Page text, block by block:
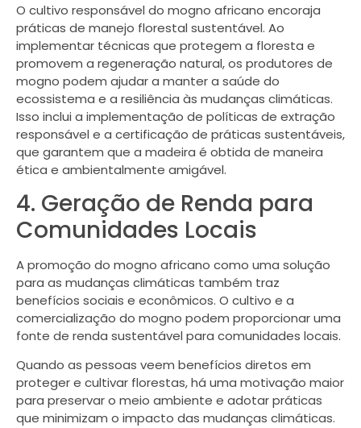
O cultivo responsável do mogno africano encoraja
práticas de manejo florestal sustentável. Ao
implementar técnicas que protegem a floresta e
promovem a regeneração natural, os produtores de
mogno podem ajudar a manter a saúde do
ecossistema e a resiliência às mudanças climáticas.
Isso inclui a implementação de políticas de extração
responsável e a certificação de práticas sustentáveis,
que garantem que a madeira é obtida de maneira
ética e ambientalmente amigável.
4. Geração de Renda para
Comunidades Locais
A promoção do mogno africano como uma solução
para as mudanças climáticas também traz
benefícios sociais e econômicos. O cultivo e a
comercialização do mogno podem proporcionar uma
fonte de renda sustentável para comunidades locais.
Quando as pessoas veem benefícios diretos em
proteger e cultivar florestas, há uma motivação maior
para preservar o meio ambiente e adotar práticas
que minimizam o impacto das mudanças climáticas.